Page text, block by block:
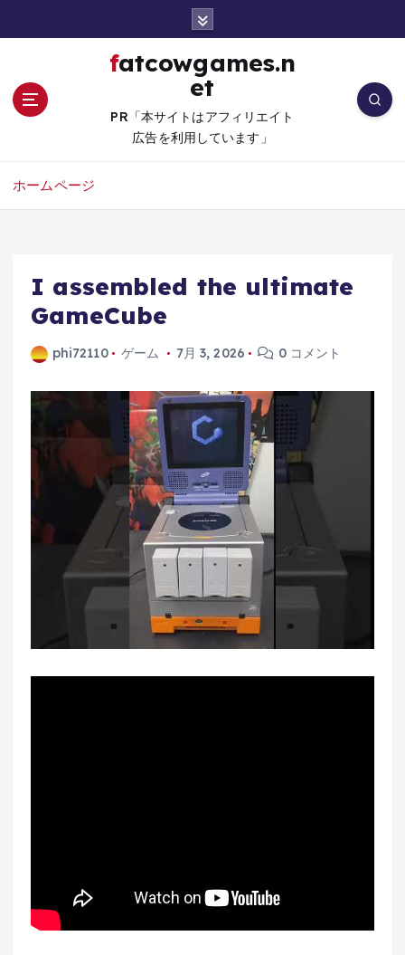
fatcowgames.n
et
PR「本サイトはアフィリエイト
広告を利用しています」
ホームページ
I assembled the ultimate
GameCube
phi72110 ゲーム 7月 3, 2026 0 コメント